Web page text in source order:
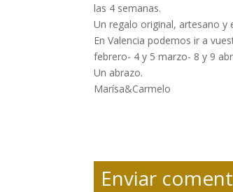
las 4 semanas.
Un regalo original, artesano y
En Valencia podemos ir a
febrero- 4 y 5 marzo- 8 y 9
Un abrazo.
Marísa&Carmelo
Enviar